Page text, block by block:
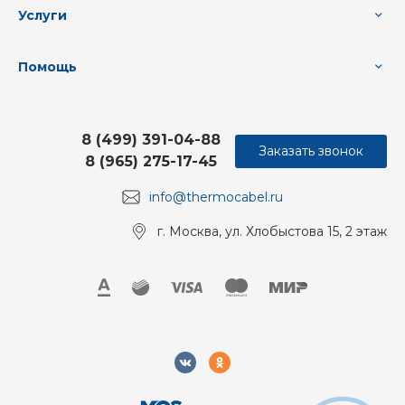
Услуги
Помощь
info@thermocabel.ru
8 (499) 391-04-88
8 (965) 275-17-45
г. Москва, ул. Хлобыстова 15, 2 этаж
Заказать звонок